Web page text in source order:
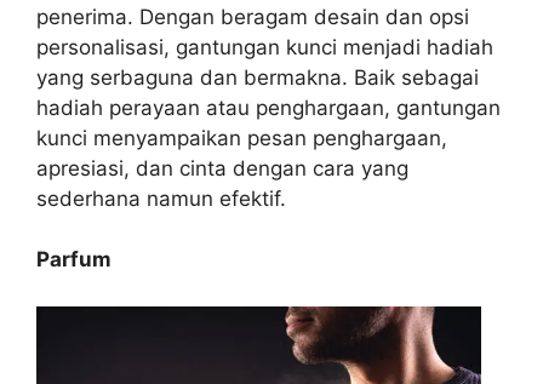
penerima. Dengan beragam desain dan opsi
personalisasi, gantungan kunci menjadi hadiah
yang serbaguna dan bermakna. Baik sebagai
hadiah perayaan atau penghargaan, gantungan
kunci menyampaikan pesan penghargaan,
apresiasi, dan cinta dengan cara yang
sederhana namun efektif.
Parfum